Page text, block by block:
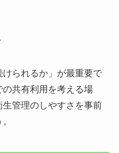
られるか」が最重要で
共有利用を考える場
管理のしやすさを事前